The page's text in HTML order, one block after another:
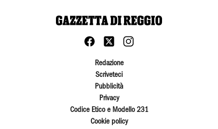
Redazione
Scriveteci
Pubblicità
Privacy
Codice Etico e Modello 231
Cookie policy